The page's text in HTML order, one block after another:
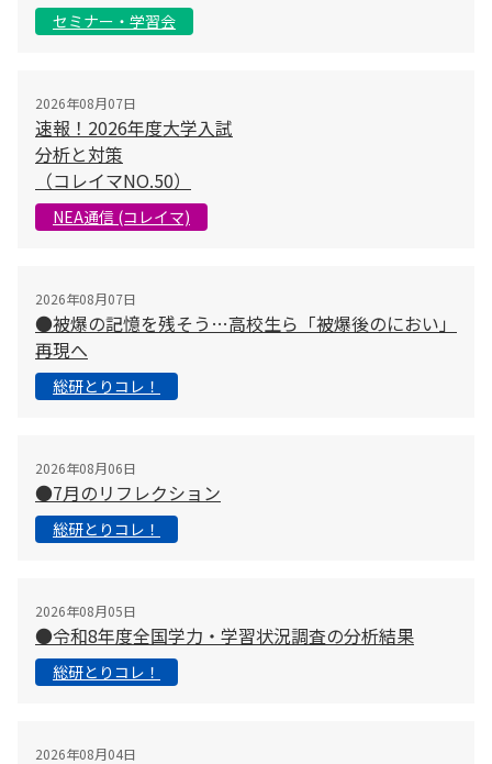
セミナー・学習会
2026年08月07日
速報！2026年度大学入試
分析と対策
（コレイマNO.50）
NEA通信 (コレイマ)
2026年08月07日
●被爆の記憶を残そう…高校生ら「被爆後のにおい」
再現へ
総研とりコレ！
2026年08月06日
●7月のリフレクション
総研とりコレ！
2026年08月05日
●令和8年度全国学力・学習状況調査の分析結果
総研とりコレ！
2026年08月04日